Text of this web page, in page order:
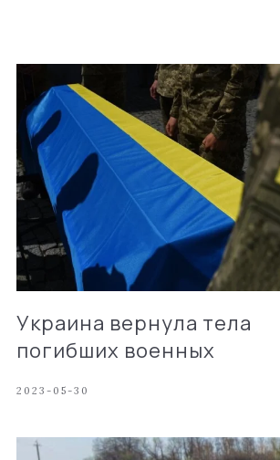
Украина вернула тела
погибших военных
2023-05-30